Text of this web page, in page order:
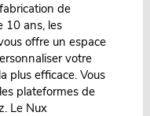
de
10 ans, les
offre un espace
votre
plus efficace. Vous
plateformes de
Le Nux